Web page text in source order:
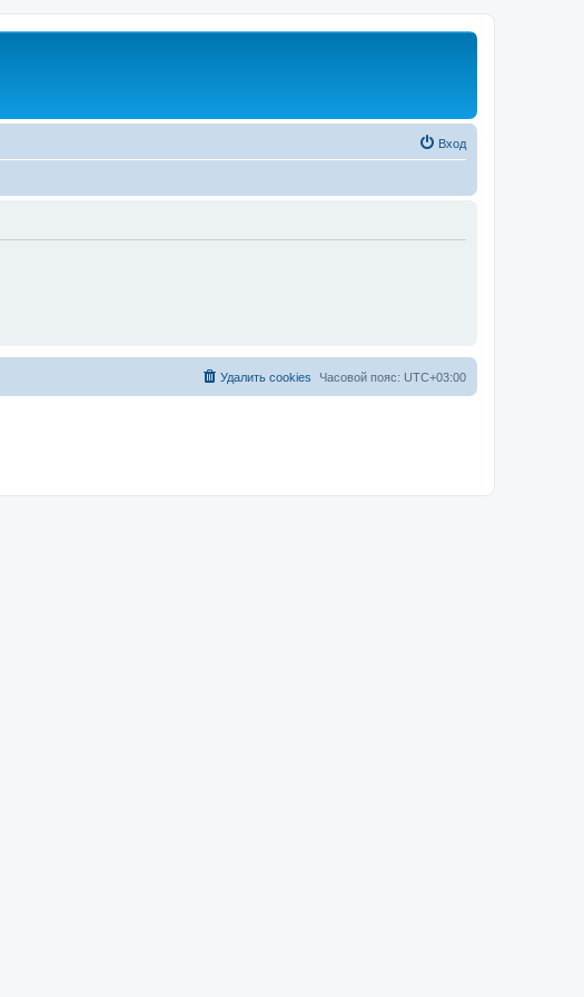
Вход
Часовой пояс: UTC+03:00
Удалить cookies